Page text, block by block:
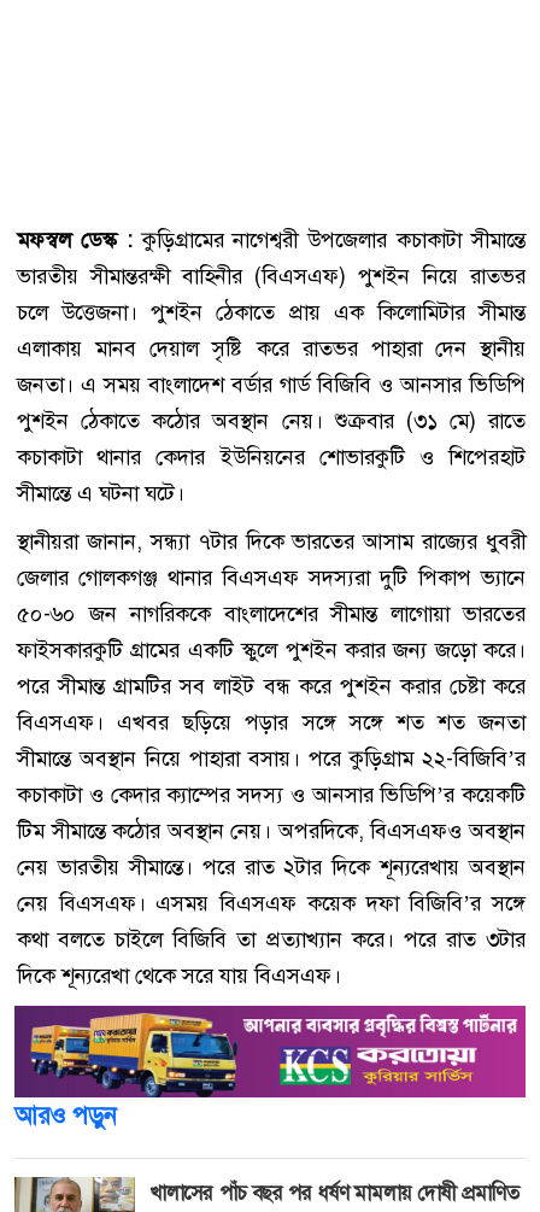
মফস্বল ডেস্ক :কুড়িগ্রামের নাগেশ্বরী উপজেলার কচাকাটা সীমান্তে
ভারতীয় সীমান্তরক্ষী বাহিনীর (বিএসএফ) পুশইন নিয়ে রাতভর
চলে উত্তেজনা। পুশইন ঠেকাতে প্রায় এক কিলোমিটার সীমান্ত
এলাকায় মানব দেয়াল সৃষ্টি করে রাতভর পাহারা দেন স্থানীয়
জনতা। এ সময় বাংলাদেশ বর্ডার গার্ড বিজিবি ও আনসার ভিডিপি
পুশইন ঠেকাতে কঠোর অবস্থান নেয়। শুক্রবার (৩১ মে) রাতে
কচাকাটা থানার কেদার ইউনিয়নের শোভারকুটি ও শিপেরহাট
সীমান্তে এ ঘটনা ঘটে।
স্থানীয়রা জানান, সন্ধ্যা ৭টার দিকে ভারতের আসাম রাজ্যের ধুবরী
জেলার গোলকগঞ্জ থানার বিএসএফ সদস্যরা দুটি পিকাপ ভ্যানে
৫০-৬০ জন নাগরিককে বাংলাদেশের সীমান্ত লাগোয়া ভারতের
ফাইসকারকুটি গ্রামের একটি স্কুলে পুশইন করার জন্য জড়ো করে।
পরে সীমান্ত গ্রামটির সব লাইট বন্ধ করে পুশইন করার চেষ্টা করে
বিএসএফ। এখবর ছড়িয়ে পড়ার সঙ্গে সঙ্গে শত শত জনতা
সীমান্তে অবস্থান নিয়ে পাহারা বসায়। পরে কুড়িগ্রাম ২২-বিজিবি’র
কচাকাটা ও কেদার ক্যাম্পের সদস্য ও আনসার ভিডিপি’র কয়েকটি
টিম সীমান্তে কঠোর অবস্থান নেয়। অপরদিকে, বিএসএফও অবস্থান
নেয় ভারতীয় সীমান্তে। পরে রাত ২টার দিকে শূন্যরেখায় অবস্থান
নেয় বিএসএফ। এসময় বিএসএফ কয়েক দফা বিজিবি’র সঙ্গে
কথা বলতে চাইলে বিজিবি তা প্রত্যাখ্যান করে। পরে রাত ৩টার
দিকে শূন্যরেখা থেকে সরে যায় বিএসএফ।
আরও পড়ুন
খালাসের পাঁচ বছর পর ধর্ষণ মামলায় দোষী প্রমাণিত